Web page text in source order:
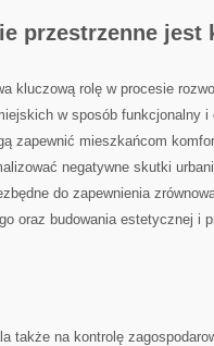
przestrzenne jest
⁤kluczową rolę ​w procesie
w ⁣sposób funkcjonalny‍ i⁤
zapewnić mieszkańcom
negatywne⁢ skutki
do zapewnienia
oraz budowania estetycznej i
‌także na kontrolę